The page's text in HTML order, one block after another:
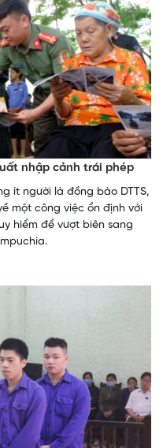
nhập cảnh trái phép
ít người là đồng bào DTTS,
một công việc ổn định với
hiểm để vượt biên sang